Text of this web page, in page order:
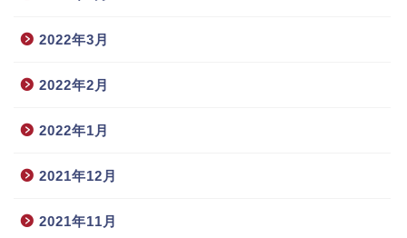
2022年3月
2022年2月
2022年1月
2021年12月
2021年11月